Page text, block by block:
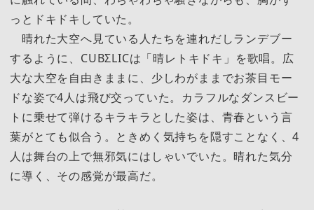
っとドキドキしていた。
晴れた大空へ見ている人たちを連れだしランデブー
するように、CUBΣLICは「晴レトキドキ」を歌唱。広
大な大空を自由きままに、少しわがままでお茶目モー
ドな姿で4人は飛び交っていた。カラフルなダンスビー
トに乗せて弾けるキラキラとした姿は、青春という言
葉がとても似合う。ときめく気持ちを隠すことなく、4
人は舞台の上で無邪気にはしゃいでいた。晴れた気分
に導く、その感覚が最高だ。